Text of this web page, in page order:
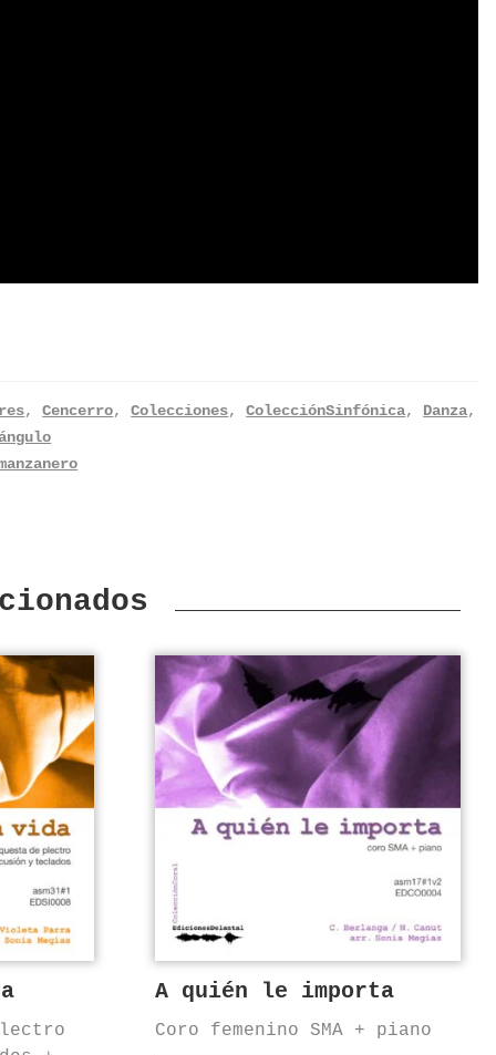
,Cencerro,Colecciones,ColecciónSinfónica, Danza,
A quién le importa
Coro femenino SMA + piano